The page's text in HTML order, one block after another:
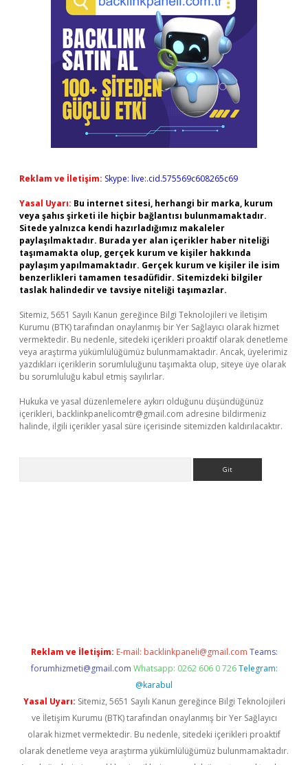
Reklam ve İletişim: Skype: live:.cid.575569c608265c69
Yasal Uyarı: Bu internet sitesi, herhangi bir marka, kurum
veya şahıs şirketi ile hiçbir bağlantısı bulunmamaktadır.
Sitede yalnızca kendi hazırladığımız makaleler
paylaşılmaktadır. Burada yer alan içerikler haber niteliği
taşımamakta olup, gerçek kurum ve kişiler hakkında
paylaşım yapılmamaktadır. Gerçek kurum ve kişiler ile isim
benzerlikleri tamamen tesadüfidir. Sitemizdeki bilgiler
taslak halindedir ve tavsiye niteliği taşımazlar.
Sitemiz, 5651 Sayılı Kanun gereğince Bilgi Teknolojileri ve İletişim
Kurumu (BTK) tarafından onaylanmış bir Yer Sağlayıcı olarak hizmet
vermektedir. Bu nedenle, sitedeki içerikleri proaktif olarak denetleme
veya araştırma yükümlülüğümüz bulunmamaktadır. Ancak, üyelerimiz
yazdıkları içeriklerin sorumluluğunu taşımakta olup, siteye üye olarak
bu sorumluluğu kabul etmiş sayılırlar.
Hukuka ve yasal düzenlemelere aykırı olduğunu düşündüğünüz
içerikleri, backlinkpanelicomtr@gmail.com adresine bildirmeniz
halinde, ilgili içerikler yasal süre içerisinde sitemizden kaldırılacaktır.
Reklam ve İletişim: E-mail: backlinkpaneli@gmail.com Teams:
forumhizmeti@gmail.com Whatsapp: 0262 606 0 726 Telegram:
@karabul
Yasal Uyarı: Sitemiz, 5651 Sayılı Kanun gereğince Bilgi Teknolojileri
ve İletişim Kurumu (BTK) tarafından onaylanmış bir Yer Sağlayıcı
olarak hizmet vermektedir. Bu nedenle, sitedeki içerikleri proaktif
olarak denetleme veya araştırma yükümlülüğümüz bulunmamaktadır.